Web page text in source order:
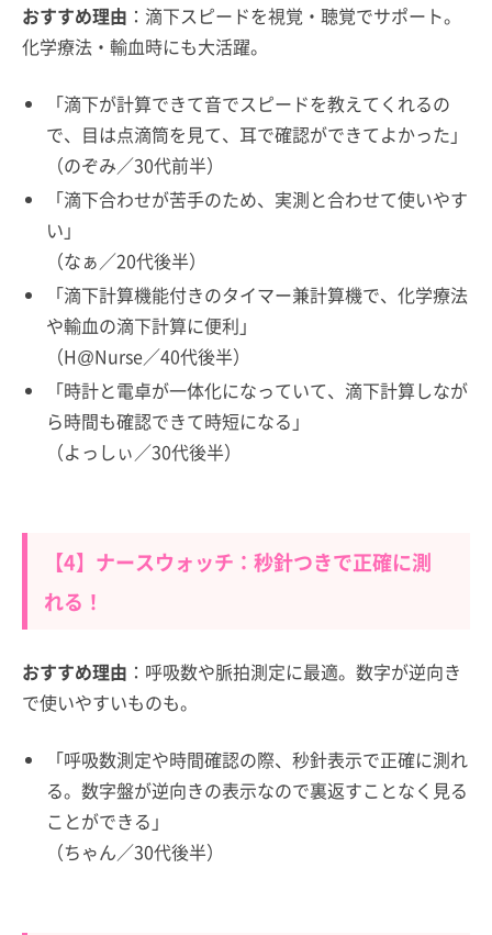
おすすめ理由 ：滴下スピードを視覚・聴覚でサポート。
化学療法・輸血時にも大活躍。
「滴下が計算できて音でスピードを教えてくれるの
で、目は点滴筒を見て、耳で確認ができてよかった」
（のぞみ／30代前半）
「滴下合わせが苦手のため、実測と合わせて使いやす
い」
（なぁ／20代後半）
「滴下計算機能付きのタイマー兼計算機で、化学療法
や輸血の滴下計算に便利」
（H@Nurse／40代後半）
「時計と電卓が一体化になっていて、滴下計算しなが
ら時間も確認できて時短になる」
（よっしぃ／30代後半）
【4】ナースウォッチ：秒針つきで正確に測
れる！
おすすめ理由 ：呼吸数や脈拍測定に最適。数字が逆向き
で使いやすいものも。
「呼吸数測定や時間確認の際、秒針表示で正確に測れ
る。数字盤が逆向きの表示なので裏返すことなく見る
ことができる」
（ちゃん／30代後半）